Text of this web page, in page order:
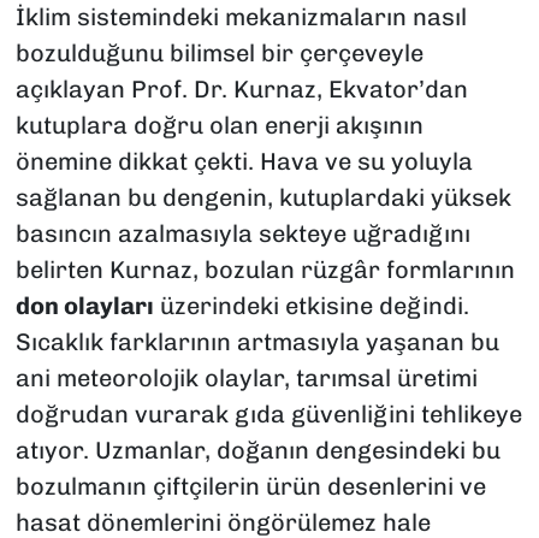
İklim sistemindeki mekanizmaların nasıl
bozulduğunu bilimsel bir çerçeveyle
açıklayan Prof. Dr. Kurnaz, Ekvator’dan
kutuplara doğru olan enerji akışının
önemine dikkat çekti. Hava ve su yoluyla
sağlanan bu dengenin, kutuplardaki yüksek
basıncın azalmasıyla sekteye uğradığını
belirten Kurnaz, bozulan rüzgâr formlarının
don olayları üzerindeki etkisine değindi.
Sıcaklık farklarının artmasıyla yaşanan bu
ani meteorolojik olaylar, tarımsal üretimi
doğrudan vurarak gıda güvenliğini tehlikeye
atıyor. Uzmanlar, doğanın dengesindeki bu
bozulmanın çiftçilerin ürün desenlerini ve
hasat dönemlerini öngörülemez hale